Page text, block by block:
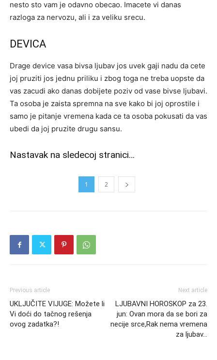
nesto sto vam je odavno obecao. Imacete vi danas
razloga za nervozu, ali i za veliku srecu.
DEVICA
Drage device vasa bivsa ljubav jos uvek gaji nadu da cete
joj pruziti jos jednu priliku i zbog toga ne treba uopste da
vas zacudi ako danas dobijete poziv od vase bivse ljubavi.
Ta osoba je zaista spremna na sve kako bi joj oprostile i
samo je pitanje vremena kada ce ta osoba pokusati da vas
ubedi da joj pruzite drugu sansu.
Nastavak na sledecoj stranici…
1 2
Previous article
UKLJUČITE VIJUGE: Možete li
Vi doći do tačnog rešenja
ovog zadatka?!
Next article
LJUBAVNI HOROSKOP za 23.
jun: Ovan mora da se bori za
necije srce,Rak nema vremena
za ljubav…